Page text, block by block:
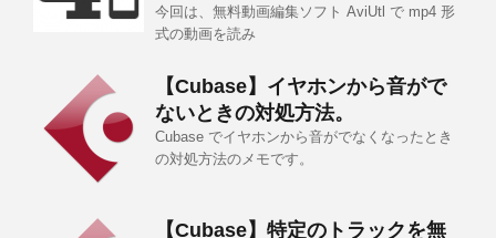
今回は、無料動画編集ソフト AviUtl で mp4 形
式の動画を読み
【Cubase】イヤホンから音がで
ないときの対処方法。
Cubase でイヤホンから音がでなくなったとき
の対処方法のメモです。
【Cubase】特定のトラックを無